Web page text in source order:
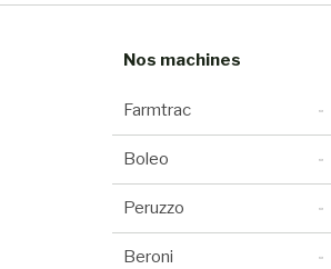
Nos machines
Farmtrac
Boleo
Peruzzo
Beroni